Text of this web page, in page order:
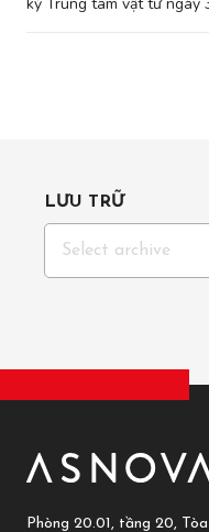
LƯU TRỮ
Select archive
Phòng 20.01, tầng 20,